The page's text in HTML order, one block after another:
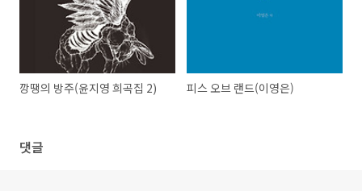
깡땡의 방주(윤지영 희곡집 2) 피스 오브 랜드(이영은)
댓글